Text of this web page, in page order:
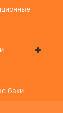
баки